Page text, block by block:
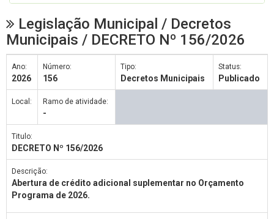
Legislação Municipal / Decretos
Municipais / DECRETO Nº 156/2026
Ano:
2026
Número:
156
Tipo:
Decretos Municipais
Status:
Publicado
Local: Ramo de atividade:
-
Titulo:
DECRETO Nº 156/2026
Descrição:
Abertura de crédito adicional suplementar no Orçamento
Programa de 2026.